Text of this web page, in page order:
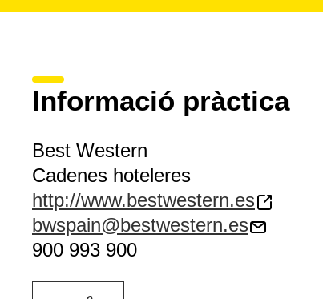
Informació pràctica
Best Western
Cadenes hoteleres
http://www.bestwestern.es
bwspain@bestwestern.es
900 993 900